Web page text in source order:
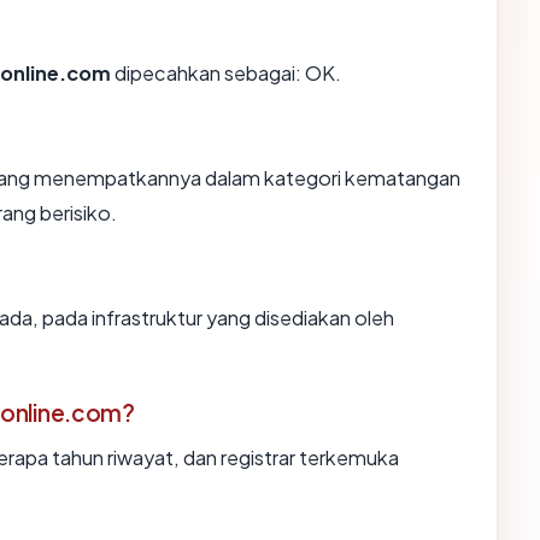
dipecahkan sebagai: OK.
menempatkannya dalam kategori kematangan
berisiko.
pada infrastruktur yang disediakan oleh
tahun riwayat, dan registrar terkemuka